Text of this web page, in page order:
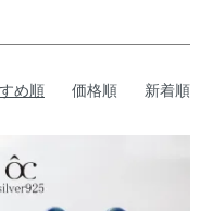
め順 価格順 新着順